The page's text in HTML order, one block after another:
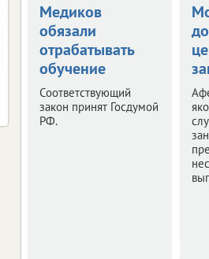
Медиков
обязали
отрабатывать
обучение
Соответствующий
закон принят Госдумой
РФ.